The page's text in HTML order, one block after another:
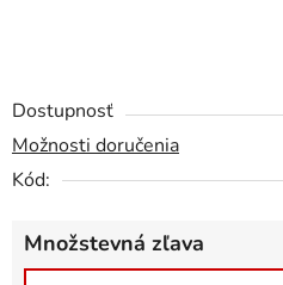
Dostupnosť
Možnosti doručenia
Kód:
Množstevná zľava